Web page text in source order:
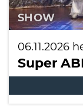
SHOW
06.11.2026
Super